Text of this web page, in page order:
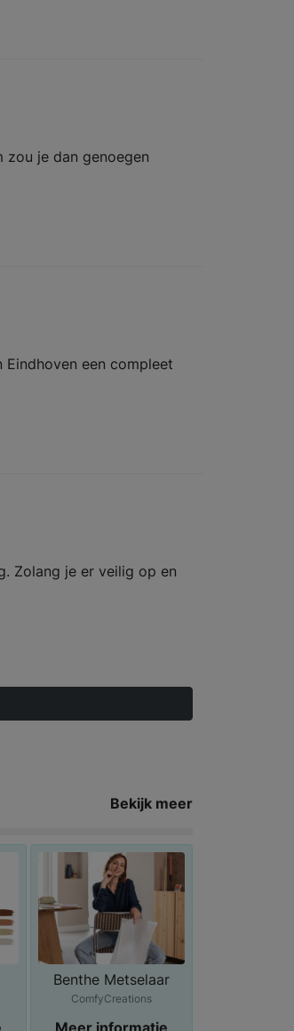
zou je dan genoegen
een compleet
Zolang je er veilig op en
Bekijk meer
Benthe Metselaar
ComfyCreations
Meer informatie